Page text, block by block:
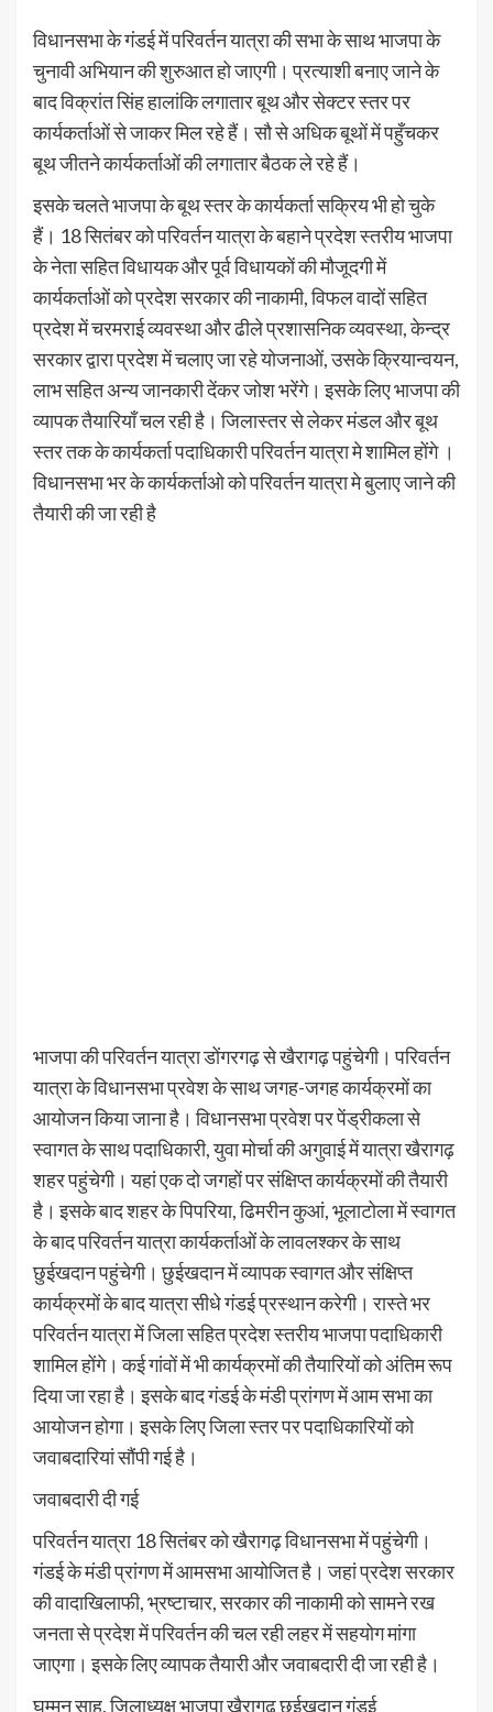
विधानसभा के गंडई में परिवर्तन यात्रा की सभा के साथ भाजपा के
चुनावी अभियान की शुरुआत हो जाएगी। प्रत्याशी बनाए जाने के
बाद विक्रांत सिंह हालांकि लगातार बूथ और सेक्टर स्तर पर
कार्यकर्ताओं से जाकर मिल रहे हैं। सौ से अधिक बूथों में पहुँचकर
बूथ जीतने कार्यकर्ताओं की लगातार बैठक ले रहे हैं।
इसके चलते भाजपा के बूथ स्तर के कार्यकर्ता सक्रिय भी हो चुके
हैं। 18 सितंबर को परिवर्तन यात्रा के बहाने प्रदेश स्तरीय भाजपा
के नेता सहित विधायक और पूर्व विधायकाें की मौजूदगी में
कार्यकर्ताओं को प्रदेश सरकार की नाकामी, विफल वादों सहित
प्रदेश में चरमराई व्यवस्था और ढीले प्रशासनिक व्यवस्था, केन्द्र
सरकार द्वारा प्रदेश में चलाए जा रहे योजनाओं, उसके क्रियान्वयन,
लाभ सहित अन्य जानकारी देंकर जोश भरेंगे। इसके लिए भाजपा की
व्यापक तैयारियाँ चल रही है। जिलास्तर से लेकर मंडल और बूथ
स्तर तक के कार्यकर्ता पदाधिकारी परिवर्तन यात्रा मे शामिल होंगे ।
विधानसभा भर के कार्यकर्ताओ को परिवर्तन यात्रा मे बुलाए जाने की
तैयारी की जा रही है
भाजपा की परिवर्तन यात्रा डोंगरगढ़ से खैरागढ़ पहुंचेगी। परिवर्तन
यात्रा के विधानसभा प्रवेश के साथ जगह-जगह कार्यक्रमों का
आयोजन किया जाना है। विधानसभा प्रवेश पर पेंड्रीकला से
स्वागत के साथ पदाधिकारी, युवा मोर्चा की अगुवाई में यात्रा खैरागढ़
शहर पहुंचेगी। यहां एक दो जगहाें पर संक्षिप्त कार्यक्रमाें की तैयारी
है। इसके बाद शहर के पिपरिया, ढिमरीन कुआं, भूलाटोला में स्वागत
के बाद परिवर्तन यात्रा कार्यकर्ताओं के लावलश्कर के साथ
छुईखदान पहुंचेगी। छुईखदान में व्यापक स्वागत और संक्षिप्त
कार्यक्रमों के बाद यात्रा सीधे गंडई प्रस्थान करेगी। रास्ते भर
परिवर्तन यात्रा में जिला सहित प्रदेश स्तरीय भाजपा पदाधिकारी
शामिल होंगे। कई गांवों में भी कार्यक्रमों की तैयारियों को अंतिम रूप
दिया जा रहा है। इसके बाद गंडई के मंडी प्रांगण में आम सभा का
आयोजन होगा। इसके लिए जिला स्तर पर पदाधिकारियाें को
जवाबदारियां सौंपी गई है।
जवाबदारी दी गई
परिवर्तन यात्रा 18 सितंबर को खैरागढ़ विधानसभा में पहुंचेगी।
गंडई के मंडी प्रांगण में आमसभा आयोजित है। जहां प्रदेश सरकार
की वादाखिलाफी, भ्रष्टाचार, सरकार की नाकामी को सामने रख
जनता से प्रदेश में परिवर्तन की चल रही लहर में सहयोग मांगा
जाएगा। इसके लिए व्यापक तैयारी और जवाबदारी दी जा रही है।
घम्मन साहू, जिलाध्यक्ष भाजपा खैरागढ़ छुईखदान गंडई